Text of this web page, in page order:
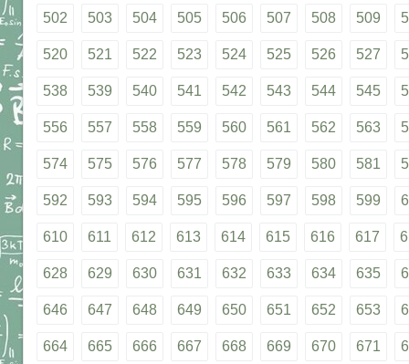
502 503 504 505 506 507 508 509
520 521 522 523 524 525 526 527
538 539 540 541 542 543 544 545
556 557 558 559 560 561 562 563
574 575 576 577 578 579 580 581
592 593 594 595 596 597 598 599
610 611 612 613 614 615 616 617
628 629 630 631 632 633 634 635
646 647 648 649 650 651 652 653
664 665 666 667 668 669 670 671